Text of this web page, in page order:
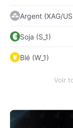
Argent (XAG/
Soja (S_1)
Blé (W_1)
Voir